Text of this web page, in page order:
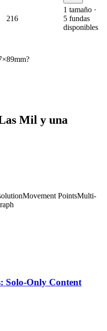
216
1 tamaño ·
5 fundas
disponibles
Mil y una
Movement PointsMulti-
Solo-Only Content